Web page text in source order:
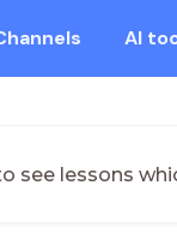
AI
see lessons